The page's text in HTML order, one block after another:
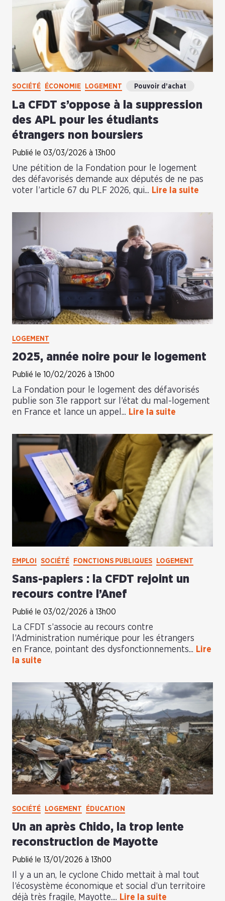
SOCIÉTÉ ÉCONOMIE LOGEMENT Pouvoir d’achat
La CFDT s’oppose à la suppression
des APL pour les étudiants
étrangers non boursiers
Publié le 03/03/2026 à 13h00
Une pétition de la Fondation pour le logement
des défavorisés demande aux députés de ne pas
voter l’article 67 du PLF 2026, qui... Lire la suite
LOGEMENT
2025, année noire pour le logement
Publié le 10/02/2026 à 13h00
La Fondation pour le logement des défavorisés
publie son 31e rapport sur l’état du mal-logement
en France et lance un appel... Lire la suite
EMPLOI SOCIÉTÉ FONCTIONS PUBLIQUES LOGEMENT
Sans-papiers : la CFDT rejoint un
recours contre l’Anef
Publié le 03/02/2026 à 13h00
La CFDT s’associe au recours contre
l’Administration numérique pour les étrangers
en France, pointant des dysfonctionnements... Lire
la suite
SOCIÉTÉ LOGEMENT ÉDUCATION
Un an après Chido, la trop lente
reconstruction de Mayotte
Publié le 13/01/2026 à 13h00
Il y a un an, le cyclone Chido mettait à mal tout
l’écosystème économique et social d’un territoire
déjà très fragile, Mayotte.... Lire la suite